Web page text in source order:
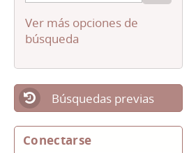
Ver más opciones de
búsqueda
Búsquedas previas
Conectarse